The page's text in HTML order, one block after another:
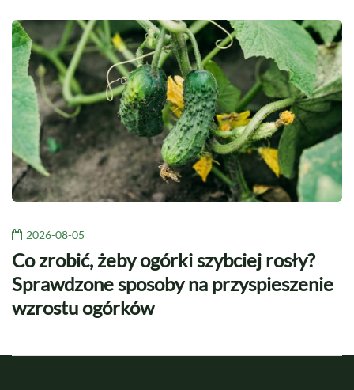
2026-08-05
Co zrobić, żeby ogórki szybciej rosły?
Sprawdzone sposoby na przyspieszenie
wzrostu ogórków